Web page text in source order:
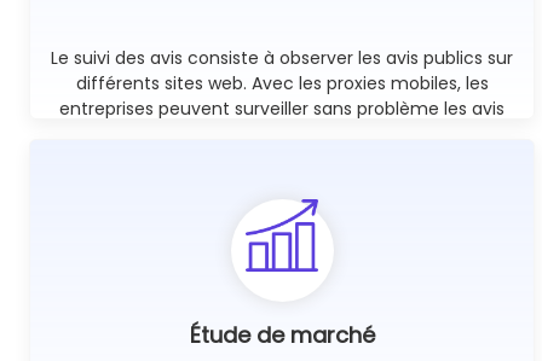
Le suivi des avis consiste à observer les avis publics sur
différents sites web. Avec les proxies mobiles, les
entreprises peuvent surveiller sans problème les avis
Étude de marché